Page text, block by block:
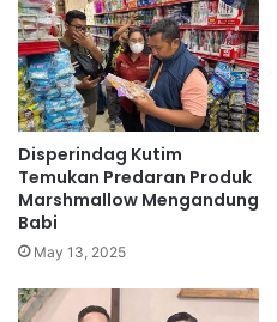
Disperindag Kutim
Temukan Predaran Produk
Marshmallow Mengandung
Babi
May 13, 2025